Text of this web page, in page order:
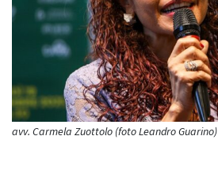
avv. Carmela Zuottolo (foto Leandro Guarino)